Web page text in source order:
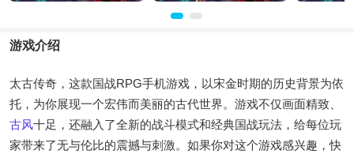
游戏介绍
太古传奇，这款国战RPG手机游戏，以宋金时期的历史背景为依
托，为你展现一个宏伟而美丽的古代世界。游戏不仅画面精致、
古风十足，还融入了全新的战斗模式和经典国战玩法，给每位玩
家带来了无与伦比的震撼与刺激。如果你对这个游戏感兴趣，快